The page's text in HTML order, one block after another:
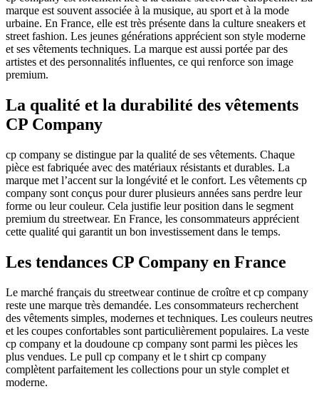
marque est souvent associée à la musique, au sport et à la mode
urbaine. En France, elle est très présente dans la culture sneakers et
street fashion. Les jeunes générations apprécient son style moderne
et ses vêtements techniques. La marque est aussi portée par des
artistes et des personnalités influentes, ce qui renforce son image
premium.
La qualité et la durabilité des vêtements
CP Company
cp company se distingue par la qualité de ses vêtements. Chaque
pièce est fabriquée avec des matériaux résistants et durables. La
marque met l’accent sur la longévité et le confort. Les vêtements cp
company sont conçus pour durer plusieurs années sans perdre leur
forme ou leur couleur. Cela justifie leur position dans le segment
premium du streetwear. En France, les consommateurs apprécient
cette qualité qui garantit un bon investissement dans le temps.
Les tendances CP Company en France
Le marché français du streetwear continue de croître et cp company
reste une marque très demandée. Les consommateurs recherchent
des vêtements simples, modernes et techniques. Les couleurs neutres
et les coupes confortables sont particulièrement populaires. La veste
cp company et la doudoune cp company sont parmi les pièces les
plus vendues. Le pull cp company et le t shirt cp company
complètent parfaitement les collections pour un style complet et
moderne.